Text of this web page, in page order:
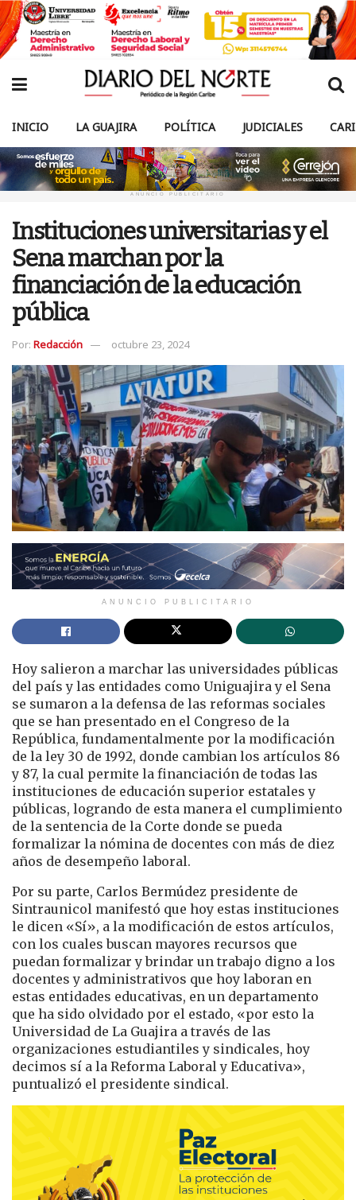
INICIO LA GUAJIRA POLÍTICA JUDICIALES
ANUNCIO PUBLICITARIO
Instituciones universitarias y el
Sena marchan por la
financiación de la educación
pública
Por: Redacción octubre 23, 2024
ANUNCIO PUBLICITARIO
Hoy salieron a marchar las universidades públicas
del país y las entidades como Uniguajira y el Sena
se sumaron a la defensa de las reformas sociales
que se han presentado en el Congreso de la
República, fundamentalmente por la modificación
de la ley 30 de 1992, donde cambian los artículos 86
y 87, la cual permite la financiación de todas las
instituciones de educación superior estatales y
públicas, logrando de esta manera el cumplimiento
de la sentencia de la Corte donde se pueda
formalizar la nómina de docentes con más de diez
años de desempeño laboral.
Por su parte, Carlos Bermúdez presidente de
Sintraunicol manifestó que hoy estas instituciones
le dicen «Sí», a la modificación de estos artículos,
con los cuales buscan mayores recursos que
puedan formalizar y brindar un trabajo digno a los
docentes y administrativos que hoy laboran en
estas entidades educativas, en un departamento
que ha sido olvidado por el estado, «por esto la
Universidad de La Guajira a través de las
organizaciones estudiantiles y sindicales, hoy
decimos sí a la Reforma Laboral y Educativa»,
puntualizó el presidente sindical.